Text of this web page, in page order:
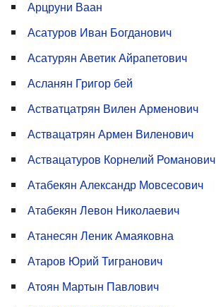
Арцруни Ваан
Асатуров Иван Богданович
Асатурян Аветик Айрапетович
Асланян Григор бей
Астватцатрян Вилен Арменович
Аствацатрян Армен Виленович
Аствацатуров Корнелий Романович
Атабекян Александр Мовсесович
Атабекян Левон Николаевич
Атанесян Леник Амаяковна
Атаров Юрий Тигранович
Атоян Мартын Павлович